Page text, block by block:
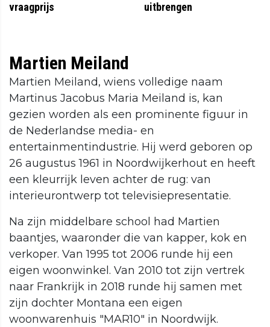
vraagprijs
uitbrengen
Martien Meiland
Martien Meiland, wiens volledige naam
Martinus Jacobus Maria Meiland is, kan
gezien worden als een prominente figuur in
de Nederlandse media- en
entertainmentindustrie. Hij werd geboren op
26 augustus 1961 in Noordwijkerhout en heeft
een kleurrijk leven achter de rug: van
interieurontwerp tot televisiepresentatie.
Na zijn middelbare school had Martien
baantjes, waaronder die van kapper, kok en
verkoper. Van 1995 tot 2006 runde hij een
eigen woonwinkel. Van 2010 tot zijn vertrek
naar Frankrijk in 2018 runde hij samen met
zijn dochter Montana een eigen
woonwarenhuis "MAR10" in Noordwijk.